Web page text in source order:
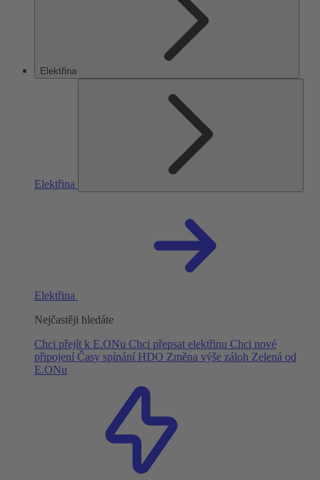
Elektřina
Elektřina
Elektřina
Nejčastěji hledáte
Chci přejít k E.ONu Chci přepsat elektřinu Chci nové
připojení Časy spínání HDO Změna výše záloh Zelená od
E.ONu